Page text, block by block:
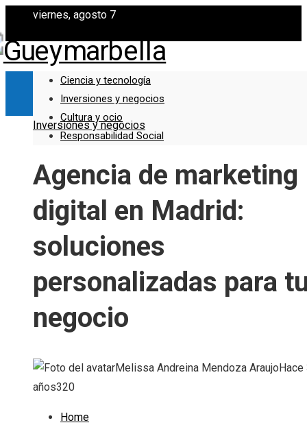
viernes, agosto 7
Ciencia y tecnología
Inversiones y negocios
Cultura y ocio
Responsabilidad Social
Inversiones y negocios
Agencia de marketing
digital en Madrid:
soluciones
personalizadas para
negocio
Melissa Andreina Mendoza Araujo Hace
años320
Home